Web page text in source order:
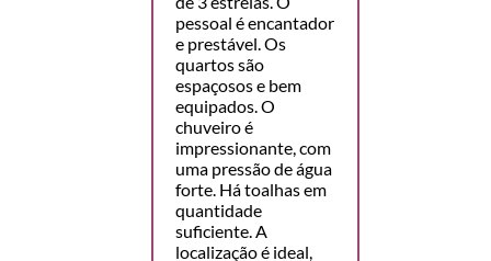
pessoal é encantador
e prestável. Os
quartos são
espaçosos e bem
equipados. O
chuveiro é
impressionante, com
uma pressão de água
forte. Há toalhas em
quantidade
suficiente. A
localização é ideal,